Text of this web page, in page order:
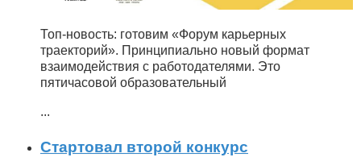
Топ-новость: готовим «Форум карьерных
траекторий». Принципиально новый формат
взаимодействия с работодателями. Это
пятичасовой образовательный
...
Стартовал второй конкурс